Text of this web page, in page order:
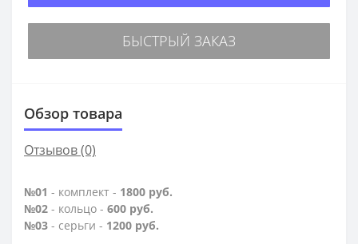
БЫСТРЫЙ ЗАКАЗ
Обзор товара
Отзывов (0)
№01 - комплект - 1800 руб.
№02 - кольцо - 600 руб.
№03 - серьги - 1200 руб.